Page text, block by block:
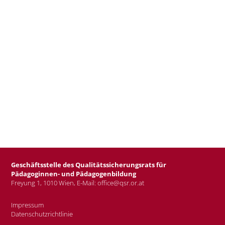
Geschäftsstelle des Qualitätssicherungsrats für
Pädagoginnen- und Pädagogenbildung
Freyung 1, 1010 Wien, E-Mail:office@qsr.or.at
Impressum
Datenschutzrichtlinie